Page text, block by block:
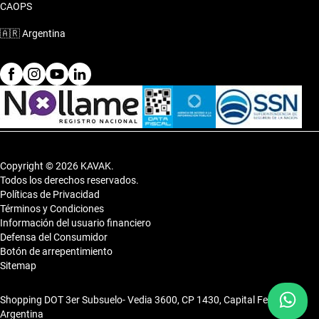
CAOPS
🇦🇷Argentina
Copyright © 2026 KAVAK.
Todos los derechos reservados.
Políticas de Privacidad
Términos y Condiciones
Información del usuario financiero
Defensa del Consumidor
Botón de arrepentimiento
Sitemap
Shopping DOT 3er Subsuelo- Vedia 3600, CP 1430, Capital Federal,
Argentina